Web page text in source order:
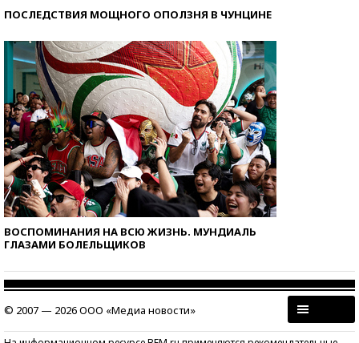
ПОСЛЕДСТВИЯ МОЩНОГО ОПОЛЗНЯ В ЧУНЦИНЕ
ВОСПОМИНАНИЯ НА ВСЮ ЖИЗНЬ. МУНДИАЛЬ
ГЛАЗАМИ БОЛЕЛЬЩИКОВ
© 2007 — 2026 ООО «Медиа новости»